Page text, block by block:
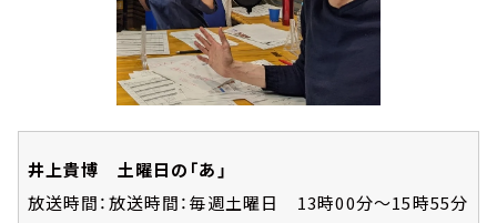
井上貴博 土曜日の「あ」
放送時間：放送時間：毎週土曜日 13時00分～15時55分